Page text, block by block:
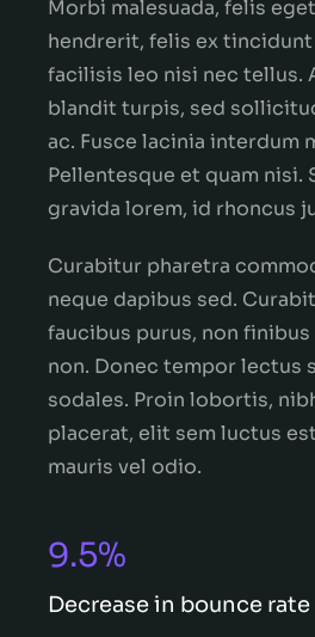
Morbi malesuada, felis
hendrerit, felis ex tincidunt
facilisis leo nisi nec tellus.
blandit turpis, sed
ac. Fusce lacinia interdum
Pellentesque et quam nisi.
gravida lorem, id rhoncus
Curabitur pharetra
neque dapibus sed.
faucibus purus, non
non. Donec tempor lectus
sodales. Proin lobortis,
placerat, elit sem luctus
mauris vel odio.
9.5%
Decrease in bounce rate